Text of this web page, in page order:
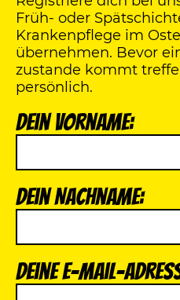
Früh- oder
Krankenpflege im
übernehmen. Bevor
zustande kommt
persönlich.
Dein Vorname:
Dein Nachname:
Deine E-Mail-